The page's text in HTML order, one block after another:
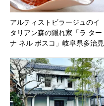
アルティストビラージュのイ
タリアン森の隠れ家「ラ ター
ナ ネル ボスコ」岐阜県多治見
す。